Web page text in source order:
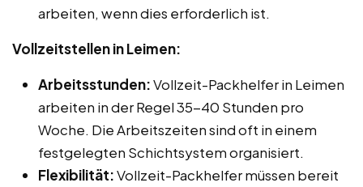
arbeiten, wenn dies erforderlich ist.
Vollzeitstellen in Leimen:
Arbeitsstunden:Vollzeit-Packhelfer in Leimen
arbeiten in der Regel 35-40 Stunden pro
Woche. Die Arbeitszeiten sind oft in einem
festgelegten Schichtsystem organisiert.
Flexibilität:Vollzeit-Packhelfer müssen bereit